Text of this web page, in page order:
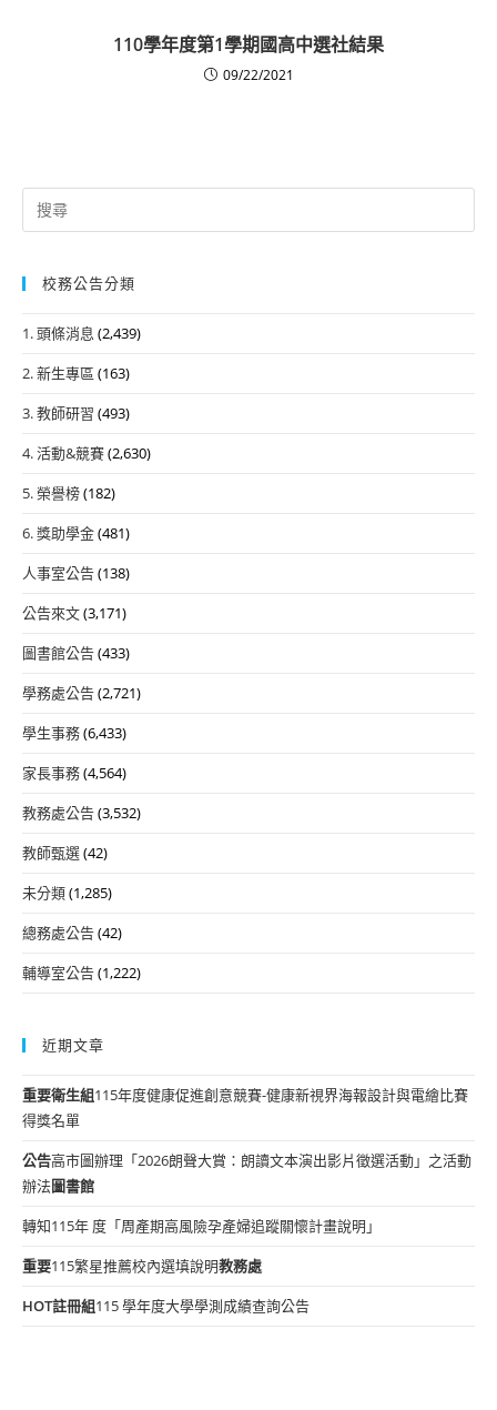
110學年度第1學期國高中選社結果
09/22/2021
Search
for:
校務公告分類
1. 頭條消息 (2,439)
2. 新生專區 (163)
3. 教師研習 (493)
4. 活動&競賽(2,630)
5. 榮譽榜(182)
6. 獎助學金(481)
人事室公告(138)
公告來文(3,171)
圖書館公告(433)
學務處公告(2,721)
學生事務(6,433)
家長事務(4,564)
教務處公告(3,532)
教師甄選(42)
未分類(1,285)
總務處公告(42)
輔導室公告(1,222)
近期文章
重要衛生組115年度健康促進創意競賽-健康新視界海報設計與電繪比賽
得獎名單
公告高市圖辦理「2026朗聲大賞：朗讀文本演出影片徵選活動」之活動
辦法圖書館
轉知115年 度「周產期高風險孕產婦追蹤關懷計畫說明」
重要115繁星推薦校內選填說明教務處
HOT註冊組115 學年度大學學測成績查詢公告